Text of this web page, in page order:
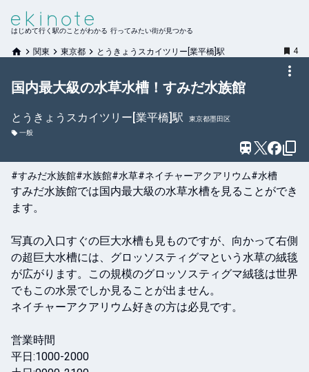
はじめて行く駅のことがわかる 行ってみたい街が見つかる
関東 東京都 とうきょうスカイツリー[業平橋]駅 4
国内最大級の水草水槽！すみだ水族館
とうきょうスカイツリー[業平橋]駅
東京都墨田区
一般
#すみだ水族館#水族館#水草#ネイチャーアクアリウム#水槽
すみだ水族館では国内最大級の水草水槽を見ることができ
ます。
写真の入口すぐの巨大水槽も見ものですが、向かって右側
の超巨大水槽には、グロッソスティグマという水草の絨毯
が広がります。この規模のグロッソスティグマ絨毯は世界
でもこの水景でしか見ることが出ません。
ネイチャーアクアリウム好きの方は必見です。
営業時間
平日:1000-2000